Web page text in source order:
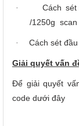
·
Cách
/1250g scan
· Cách sét
Giải quyết vấn
Để giải quyết
code dưới đây